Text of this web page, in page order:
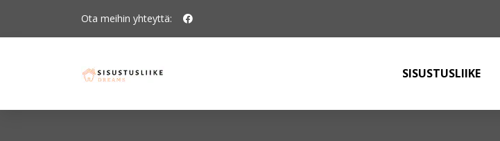
Ota meihin yhteyttä:
SISUSTUSLIIKE